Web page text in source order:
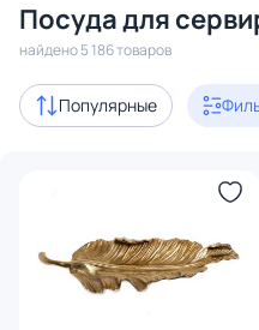
Посуда для
найдено 5 186 товаров
Популярные
Акции 204
В наличии 3448